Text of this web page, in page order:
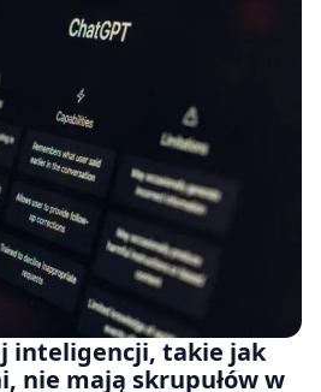
inteligencji, takie jak
nie mają skrupułów w